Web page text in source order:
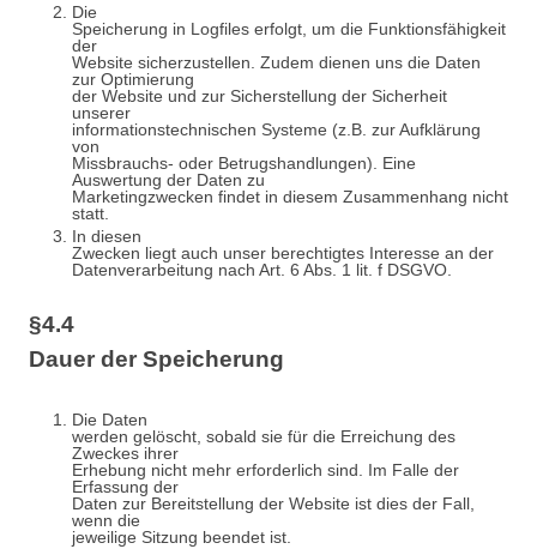
Die
Speicherung in Logfiles erfolgt, um die Funktionsfähigkeit
der
Website sicherzustellen. Zudem dienen uns die Daten
zur Optimierung
der Website und zur Sicherstellung der Sicherheit
unserer
informationstechnischen Systeme (z.B. zur Aufklärung
von
Missbrauchs- oder Betrugshandlungen). Eine
Auswertung der Daten zu
Marketingzwecken findet in diesem Zusammenhang nicht
statt.
In diesen
Zwecken liegt auch unser berechtigtes Interesse an der
Datenverarbeitung nach Art. 6 Abs. 1 lit. f DSGVO.
§4.4
Dauer der Speicherung
Die Daten
werden gelöscht, sobald sie für die Erreichung des
Zweckes ihrer
Erhebung nicht mehr erforderlich sind. Im Falle der
Erfassung der
Daten zur Bereitstellung der Website ist dies der Fall,
wenn die
jeweilige Sitzung beendet ist.